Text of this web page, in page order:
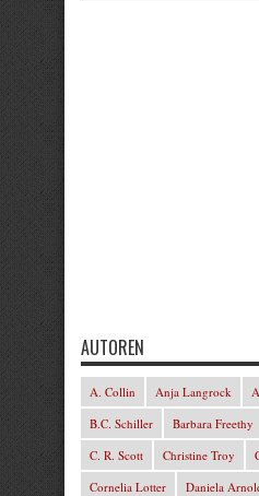
AUTOREN
A. Collin Anja Langrock
B.C. Schiller
Barbara Freethy
C. R. Scott
Christine Troy
Cornelia Lotter
Daniela